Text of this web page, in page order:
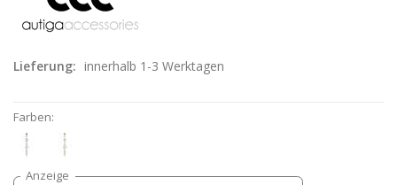
Lieferung: innerhalb 1-3 Werktagen
Farben: